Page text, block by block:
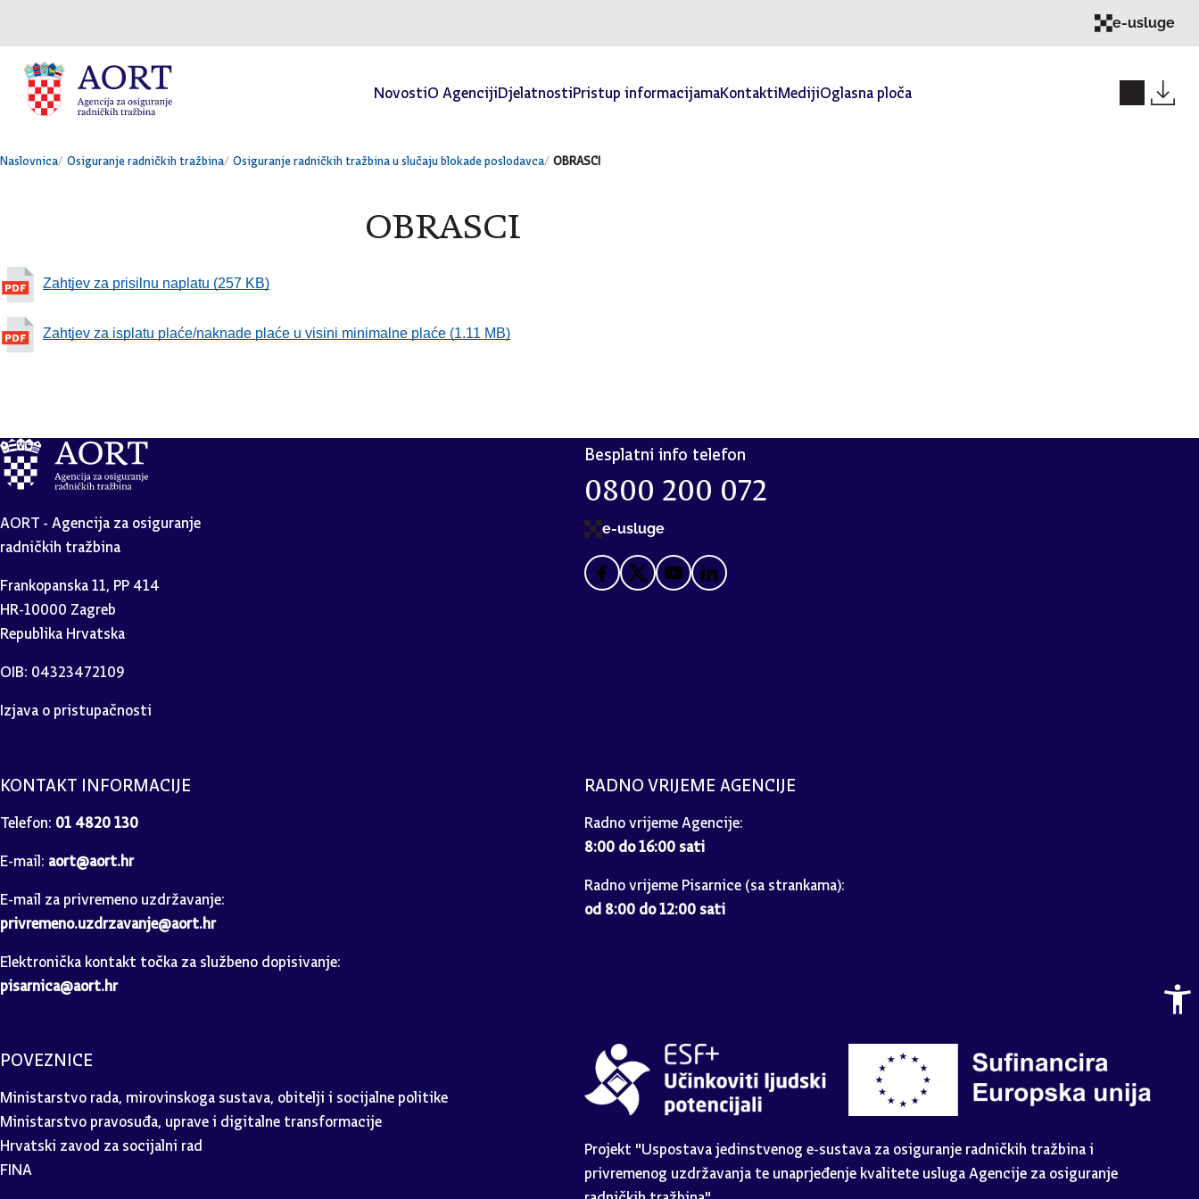
e-usluge
NovostiO AgencijiDjelatnostiPristup informacijamaKontaktiMedijiOglasna ploča
Naslovnica Osiguranje radničkih tražbina Osiguranje radničkih tražbina u slučaju blokade poslodavca OBRASCI
OBRASCI
Zahtjev za prisilnu naplatu (257 KB)
Zahtjev za isplatu plaće/naknade plaće u visini minimalne plaće (1.11 MB)
AORT - Agencija za osiguranje
radničkih tražbina
Frankopanska 11, PP 414
HR-10000 Zagreb
Republika Hrvatska
OIB: 04323472109
Izjava o pristupačnosti
Besplatni info telefon
0800 200 072
e-usluge
KONTAKT INFORMACIJE
Telefon: 01 4820 130
E-mail: aort@aort.hr
E-mail za privremeno uzdržavanje:
privremeno.uzdrzavanje@aort.hr
Elektronička kontakt točka za službeno dopisivanje:
pisarnica@aort.hr
RADNO VRIJEME AGENCIJE
Radno vrijeme Agencije:
8:00 do 16:00 sati
Radno vrijeme Pisarnice (sa strankama):
od 8:00 do 12:00 sati
POVEZNICE
Ministarstvo rada, mirovinskoga sustava, obitelji i socijalne politike
Ministarstvo pravosuđa, uprave i digitalne transformacije
Hrvatski zavod za socijalni rad
FINA
Projekt "Uspostava jedinstvenog e-sustava za osiguranje radničkih tražbina i
privremenog uzdržavanja te unaprjeđenje kvalitete usluga Agencije za osiguranje
radničkih tražbina".